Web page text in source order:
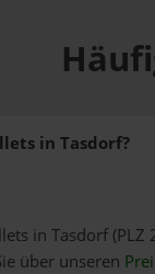
in Tasdorf?
in Tasdorf
über unseren